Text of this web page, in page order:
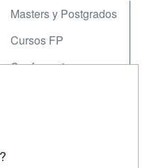
Masters y Postgrados
Cursos FP
Conferencias